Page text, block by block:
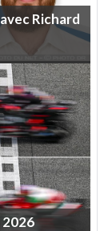
avecRichard
2026